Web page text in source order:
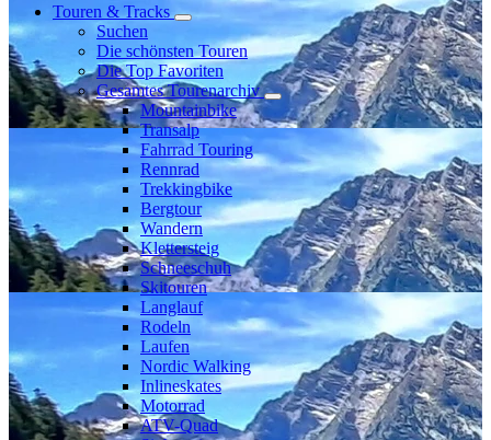
Touren & Tracks
Suchen
Die schönsten Touren
Die Top Favoriten
Gesamtes Tourenarchiv
Mountainbike
Transalp
Fahrrad Touring
Rennrad
Trekkingbike
Bergtour
Wandern
Klettersteig
Schneeschuh
Skitouren
Langlauf
Rodeln
Laufen
Nordic Walking
Inlineskates
Motorrad
ATV-Quad